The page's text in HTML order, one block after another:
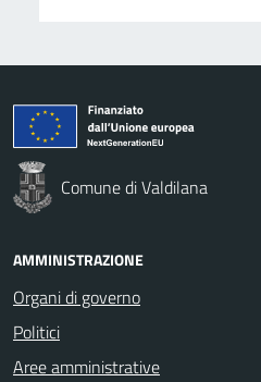
Comune di Valdilana
AMMINISTRAZIONE
Organi di governo
Politici
Aree amministrative